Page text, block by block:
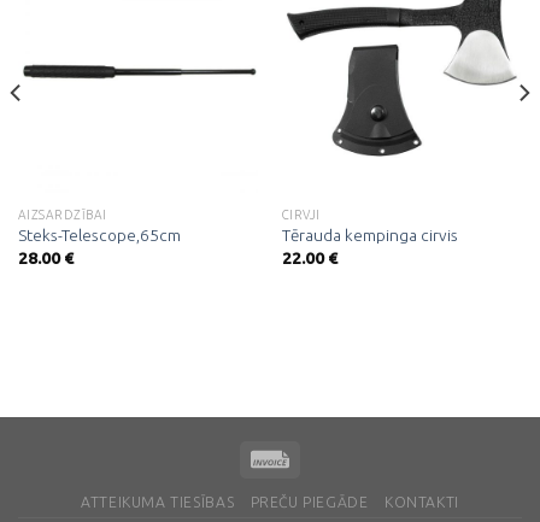
vēlmju
AIZSARDZĪBAI
Steks-Telescope,65cm
28.00€
Pievienot
vēlmju
sarakstam
CIRVJI
Tērauda kempinga cirvis
22.00€
ATTEIKUMA TIESĪBAS PREČU PIEGĀDE KONTAKTI